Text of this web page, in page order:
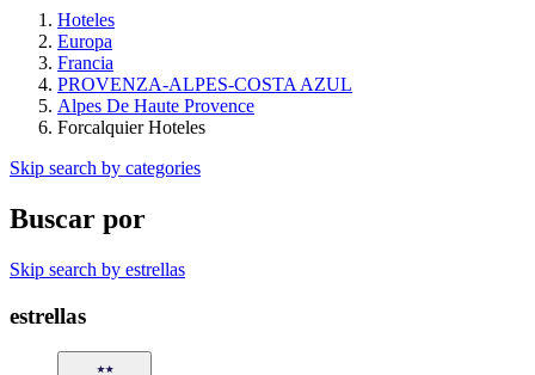
Hoteles
Europa
Francia
PROVENZA-ALPES-COSTA AZUL
Alpes De Haute Provence
Forcalquier Hoteles
Skip search by categories
Buscar por
Skip search by estrellas
estrellas